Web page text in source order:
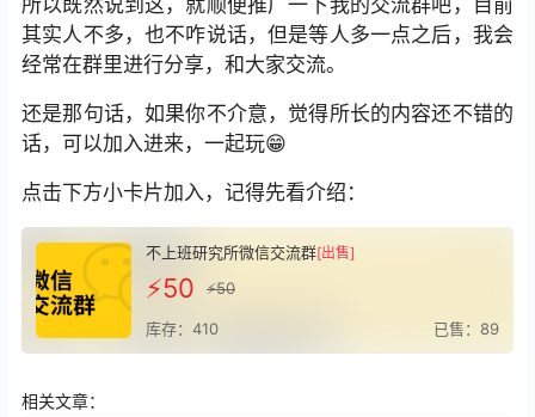
其实人不多，也不咋说话，但是等人多一点之后，我会
经常在群里进行分享，和大家交流。
还是那句话，如果你不介意，觉得所长的内容还不错的
话，可以加入进来，一起玩😁
点击下方小卡片加入，记得先看介绍：
不上班研究所微信交流群[出售]
⚡️50 ⚡️50
库存：410 已售：89
相关文章：